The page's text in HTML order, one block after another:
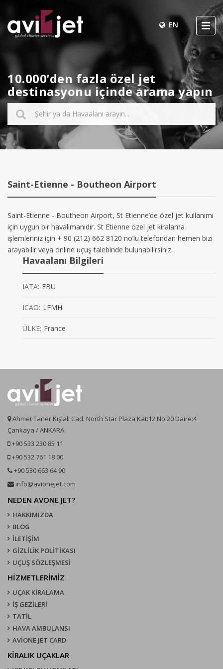
EN
10.000’den fazla özel jet
destinasyonu içinde arama yapın
Saint-Etienne - Boutheon Airport
Saint-Etienne - Boutheon Airport, St Etienne’de özel jet kullanımı
için uygun bir havalimanıdır. St Etienne özel jet kiralama
işlemleriniz için + 90 (212) 662 8120 no’lu telefondan hemen bizi
arayabilir veya online uçuş talebinde bulunabilirsiniz.
Havaalanı Bilgileri
IATA: EBU
ICAO: LFMH
ÜLKE: France
Ahmet Taner Kışlalı Cad. North Star Plaza Kat:12 No:20 Daire:4
Çankaya / ANKARA
+90 533 230 85 11
+90 532 761 18 00
+90 530 663 64 90
info@avionejet.com
NEDEN AVONE JET?
HAKKIMIZDA
BLOG
İLETİŞİM
GİZLİLİK POLİTİKASI
UÇUŞ SÖZLEŞMESI
HİZMETLERİMİZ
UÇAK KIRALAMA
İŞ GEZİLERİ
TATİL
HAVA AMBULANSI
AVİONE JET CARD
KIRALIK UÇAKLAR